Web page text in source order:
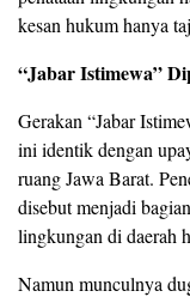
kesan hukum hanya
“Jabar Istimewa”
Gerakan “Jabar
ini identik dengan
ruang Jawa Barat.
disebut menjadi
lingkungan di daerah
Namun munculnya